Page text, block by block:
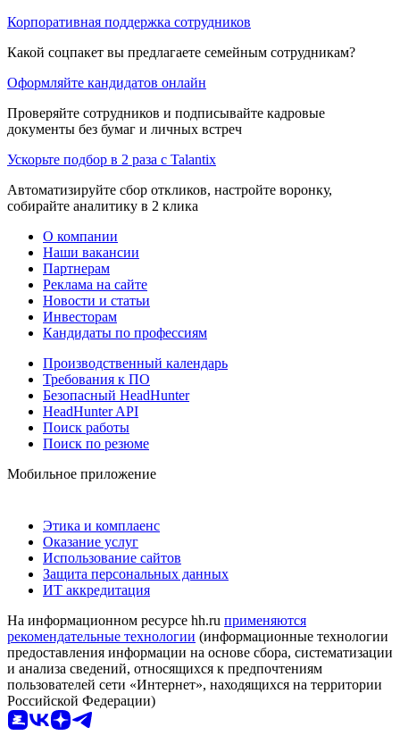
Корпоративная поддержка сотрудников
Какой соцпакет вы предлагаете семейным сотрудникам?
Оформляйте кандидатов онлайн
Проверяйте сотрудников и подписывайте кадровые
документы без бумаг и личных встреч
Ускорьте подбор в 2 раза с Talantix
Автоматизируйте сбор откликов, настройте воронку,
собирайте аналитику в 2 клика
О компании
Наши вакансии
Партнерам
Реклама на сайте
Новости и статьи
Инвесторам
Кандидаты по профессиям
Производственный календарь
Требования к ПО
Безопасный HeadHunter
HeadHunter API
Поиск работы
Поиск по резюме
Мобильное приложение
Этика и комплаенс
Оказание услуг
Использование сайтов
Защита персональных данных
ИТ аккредитация
На информационном ресурсе hh.ru применяются
рекомендательные технологии (информационные технологии
предоставления информации на основе сбора, систематизации
и анализа сведений, относящихся к предпочтениям
пользователей сети «Интернет», находящихся на территории
Российской Федерации)